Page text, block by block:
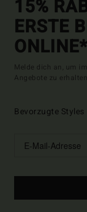
15%
ERSTE
ONLINE*
Melde dich an, um
Angebote zu
Bevorzugte Styles